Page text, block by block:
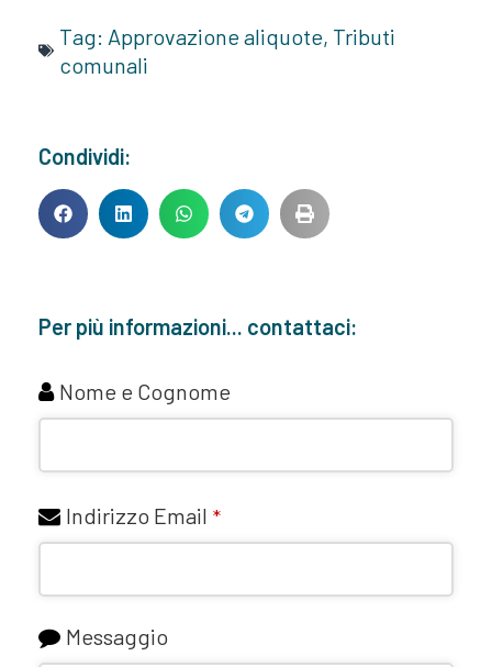
Tag: Approvazione aliquote, Tributi
comunali
Condividi:
Per più informazioni... contattaci:
Nome e Cognome
Indirizzo Email *
Messaggio